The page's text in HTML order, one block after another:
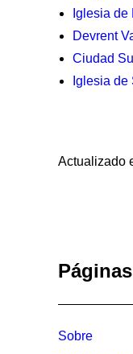
Iglesia
Devrent
Ciudad
Iglesia
Actualizado
Páginas
Sobre